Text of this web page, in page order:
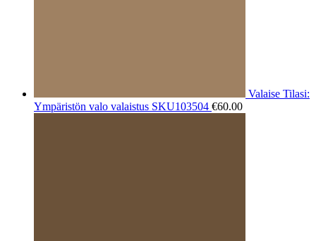
Valaise Tilasi:
Ympäristön valo valaistus SKU103504 €60.00